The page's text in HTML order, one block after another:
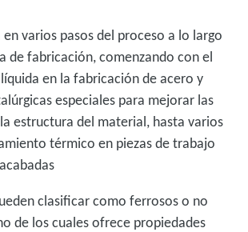
en varios pasos del proceso a lo largo
de fabricación, comenzando con el
en la fabricación de acero y
especiales para mejorar las
estructura del material, hasta varios
térmico en piezas de trabajo
clasificar como ferrosos o no
de los cuales ofrece propiedades